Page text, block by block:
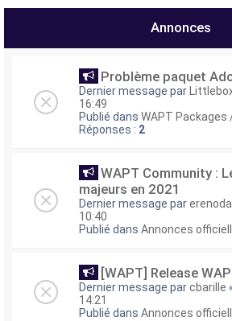
Annonces
Problème paquet
Dernier message par
16:49
Publié dans WAPT Packages
Réponses : 2
WAPT Community :
majeurs en 2021
Dernier message par
10:40
Publié dans Annonces
[WAPT] Release
Dernier message parcbarille
14:21
Publié dans Annonces